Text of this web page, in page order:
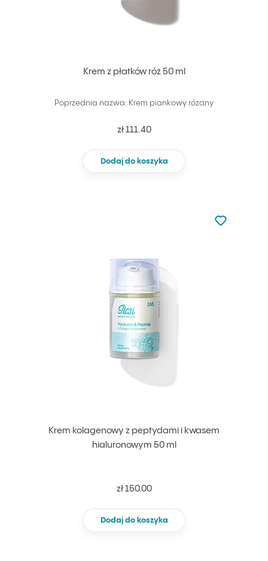
Krem z płatków róż 50 ml
Poprzednia nazwa: Krem piankowy różany
zł 111.40
Dodaj do koszyka
Krem kolagenowy z peptydami i kwasem
hialuronowym 50 ml
zł 150.00
Dodaj do koszyka
Nie dodano
Dodaj do